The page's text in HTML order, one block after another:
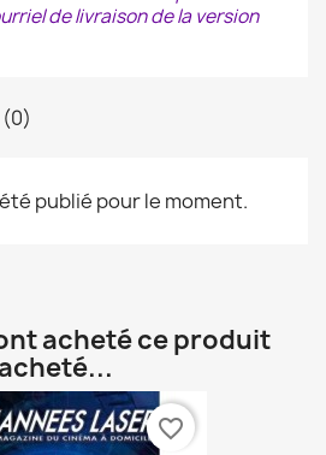
de livraison de la version
publié pour le moment.
acheté ce produit
favorite_border